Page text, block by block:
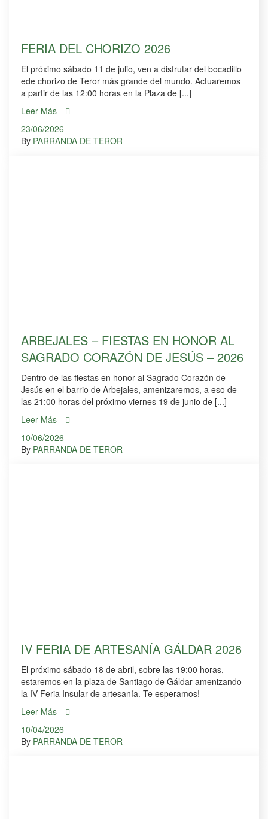
FERIA DEL CHORIZO 2026
El próximo sábado 11 de julio, ven a disfrutar del bocadillo
ede chorizo de Teror más grande del mundo. Actuaremos
a partir de las 12:00 horas en la Plaza de [...]
Leer Más
23/06/2026
By PARRANDA DE TEROR
ARBEJALES – FIESTAS EN HONOR AL
SAGRADO CORAZÓN DE JESÚS – 2026
Dentro de las fiestas en honor al Sagrado Corazón de
Jesús en el barrio de Arbejales, amenizaremos, a eso de
las 21:00 horas del próximo viernes 19 de junio de [...]
Leer Más
10/06/2026
By PARRANDA DE TEROR
IV FERIA DE ARTESANÍA GÁLDAR 2026
El próximo sábado 18 de abril, sobre las 19:00 horas,
estaremos en la plaza de Santiago de Gáldar amenizando
la IV Feria Insular de artesanía. Te esperamos!
Leer Más
10/04/2026
By PARRANDA DE TEROR